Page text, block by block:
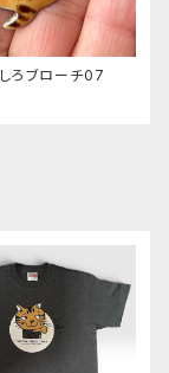
ろブローチ07